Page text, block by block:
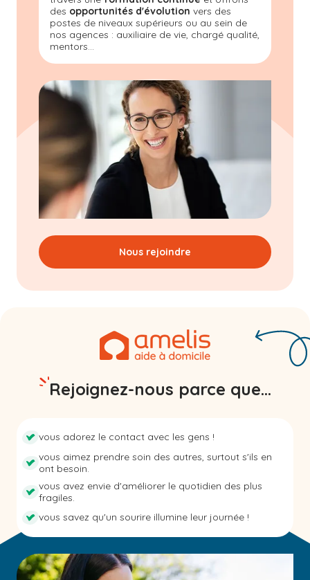
des opportunités d'évolution vers des
postes de niveaux supérieurs ou au sein de
nos agences : auxiliaire de vie, chargé qualité,
mentors...
Nous rejoindre
Rejoignez-nous parce que...
vous adorez le contact avec les gens !
vous aimez prendre soin des autres, surtout s'ils en
ont besoin.
vous avez envie d'améliorer le quotidien des plus
fragiles.
vous savez qu'un sourire illumine leur journée !